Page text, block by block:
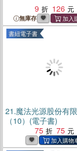
9 126
無庫存
書紐電子書
21.魔法光源股份有
（10）(電子書)
75
75